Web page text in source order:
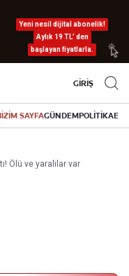
Yeni nesil dijital abonelik!
Aylık 19 TL’ den
başlayan fiyatlarla.
GİRİŞ
SAYFAGÜNDEMPOLİTİKA
Ölü ve yaralılar var